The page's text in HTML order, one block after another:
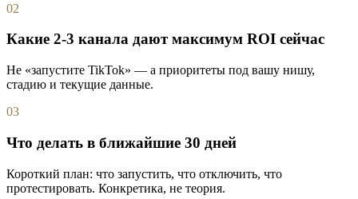
02
Какие 2-3 канала дают максимум ROI сейчас
Не «запустите TikTok» — а приоритеты под вашу нишу,
стадию и текущие данные.
03
Что делать в ближайшие 30 дней
Короткий план: что запустить, что отключить, что
протестировать. Конкретика, не теория.